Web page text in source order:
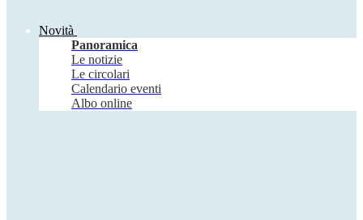
Novità
Panoramica
Le notizie
Le circolari
Calendario eventi
Albo online